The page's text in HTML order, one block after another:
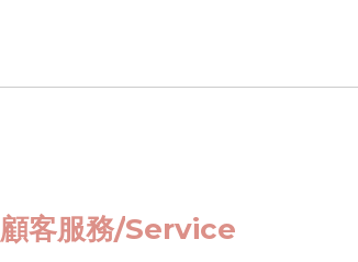
顧客服務/Service